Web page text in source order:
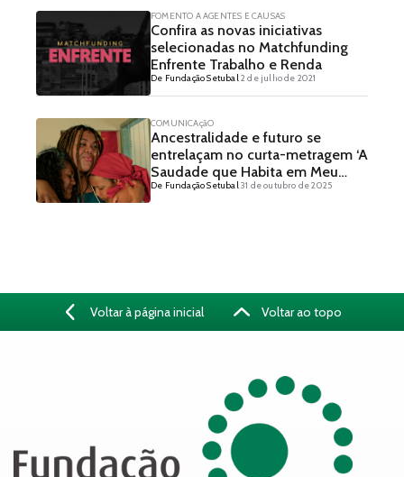
FOMENTO A AGENTES E CAUSAS
Confira as novas iniciativas
selecionadas no Matchfunding
Enfrente Trabalho e Renda
De Fundação Setubal2 de julho de 2021
COMUNICAçãO
Ancestralidade e futuro se
entrelaçam no curta-metragem ‘A
Saudade que Habita em Meu
Armário’
De Fundação Setubal31 de outubro de 2025
Voltar à página inicial Voltar ao topo